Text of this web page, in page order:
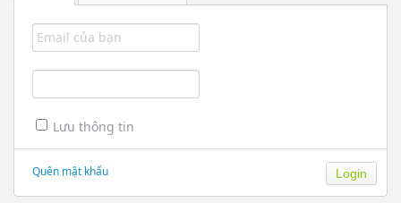
Lưu thông tin
Quên mật khẩu